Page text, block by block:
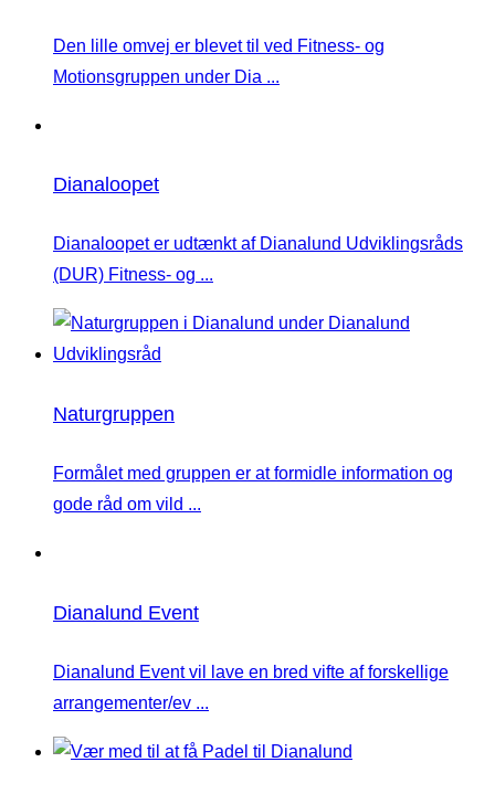
Den lille omvej er blevet til ved Fitness- og
Motionsgruppen under Dia ...
Dianaloopet
Dianaloopet er udtænkt af Dianalund Udviklingsråds
(DUR) Fitness- og ...
Naturgruppen
Formålet med gruppen er at formidle information og
gode råd om vild ...
Dianalund Event
Dianalund Event vil lave en bred vifte af forskellige
arrangementer/ev ...